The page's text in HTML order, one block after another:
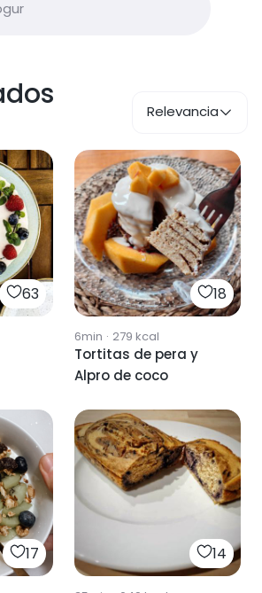
Relevancia
63 18
6min · 279 kcal
Tortitas de pera y
Alpro de coco
17 14